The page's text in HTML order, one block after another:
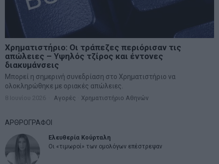
Χρηματιστήριο: Οι τράπεζες περιόρισαν τις
απώλειες – Υψηλός τζίρος και έντονες
διακυμάνσεις
Μπορεί η σημερινή συνεδρίαση στο Χρηματιστήριο να
ολοκληρώθηκε με οριακές απώλειες.
8 Ιουνίου 2026 Αγορές Χρηματιστήριο Αθηνών
ΑΡΘΡΟΓΡΑΦΟΙ
Ελευθερία Κούρταλη
Οι «τιμωροί» των ομολόγων επέστρεψαν